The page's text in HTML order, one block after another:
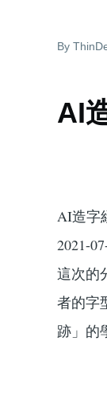
By
AI
AI造字
2021-
這次的
者的字
跡」的